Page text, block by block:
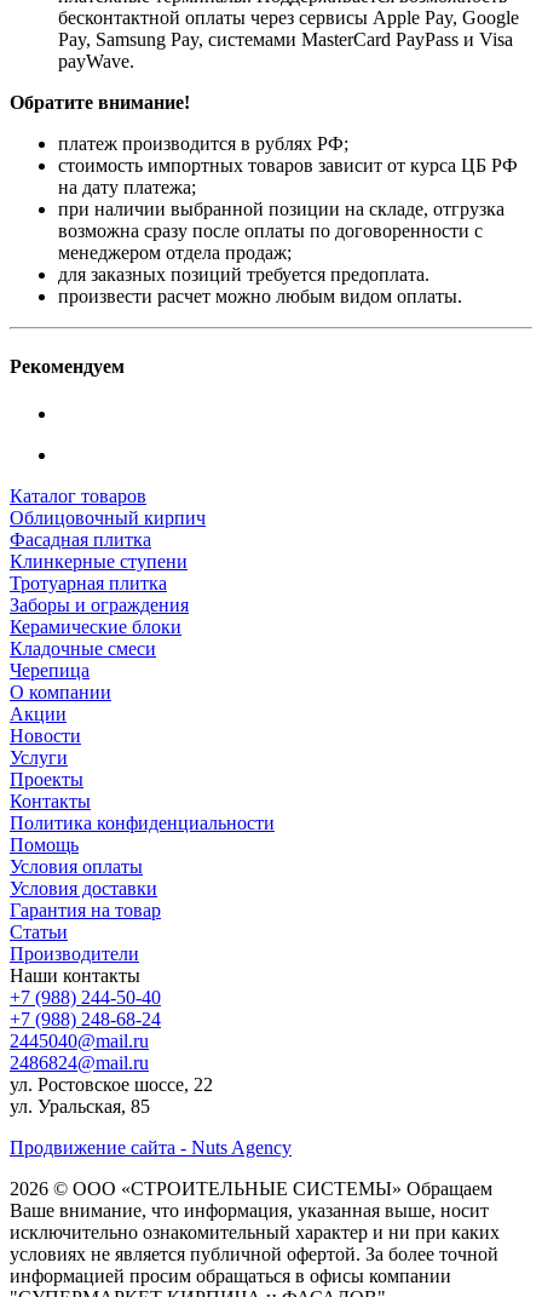
бесконтактной оплаты через сервисы Apple Pay, Google
Pay, Samsung Pay, системами MasterCard PayPass и Visa
payWave.
Обратите внимание!
платеж производится в рублях РФ;
стоимость импортных товаров зависит от курса ЦБ РФ
на дату платежа;
при наличии выбранной позиции на складе, отгрузка
возможна сразу после оплаты по договоренности с
менеджером отдела продаж;
для заказных позиций требуется предоплата.
произвести расчет можно любым видом оплаты.
Рекомендуем
Каталог товаров
Облицовочный кирпич
Фасадная плитка
Клинкерные ступени
Тротуарная плитка
Заборы и ограждения
Керамические блоки
Кладочные смеси
Черепица
О компании
Акции
Новости
Услуги
Проекты
Контакты
Политика конфиденциальности
Помощь
Условия оплаты
Условия доставки
Гарантия на товар
Статьи
Производители
Наши контакты
+7 (988) 244-50-40
+7 (988) 248-68-24
2445040@mail.ru
2486824@mail.ru
ул. Ростовское шоссе, 22
ул. Уральская, 85
Продвижение сайта - Nuts Agency
2026 © ООО «СТРОИТЕЛЬНЫЕ СИСТЕМЫ» Обращаем
Ваше внимание, что информация, указанная выше, носит
исключительно ознакомительный характер и ни при каких
условиях не является публичной офертой. За более точной
информацией просим обращаться в офисы компании